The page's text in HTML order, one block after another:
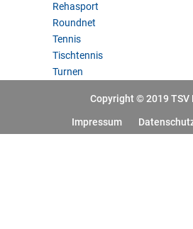
Rehasport
Roundnet
Tennis
Tischtennis
Turnen
Copyright © 2019 TSV
Impressum